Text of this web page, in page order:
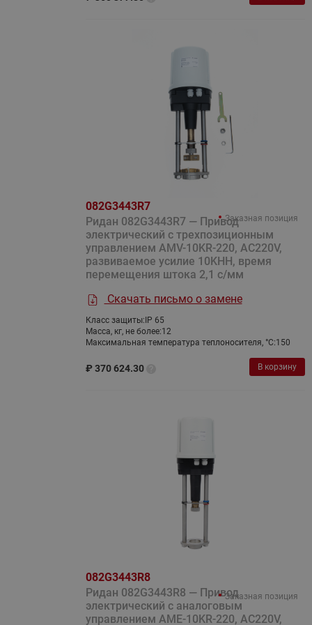
082G3443R7
Ридан 082G3443R7 — Привод
электрический с трехпозиционным
управлением AMV-10KR-220, AC220V,
развиваемое усилие 10KНН, время
перемещения штока 2,1 с/мм
Скачать письмо о замене
Класс защиты: IP 65
Масса, кг, не более:12
Максимальная температура теплоносителя, °C:150
₽ 370 624.30
Заказная позиция
В корзину
082G3443R8
Ридан 082G3443R8 — Привод
электрический с аналоговым
управлением AME-10KR-220, AC220V,
Заказная позиция